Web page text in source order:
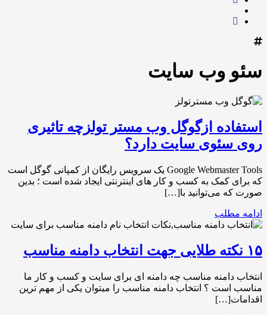
سئو وب سایت
استفاده ازگوگل وب مستر تولزچه تاثیری
روی سئوی سایت دارد؟
Google Webmaster Tools یک سرویس رایگان از کمپانی گوگل است
که برای کمک به کسب و کار های اینترنتی ایجاد شده است ؛ بدین
صورت که می‌توانید با[…]
ادامه مطلب
۱۵ نکته طلایی جهت انتخاب دامنه مناسب
انتخاب دامنه مناسب چه دامنه ای برای سایت و کسب و کار ما
مناسب است ؟ انتخاب دامنه مناسب را میتوان یکی از مهم ترین
اقدامات[…]